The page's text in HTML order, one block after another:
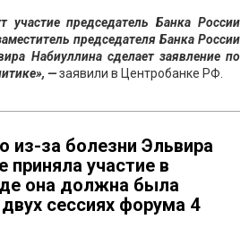
участие председатель Банка России
председателя Банка России
Набиуллина сделает заявление по
—заявили в Центробанке РФ.
из-за болезни Эльвира
приняла участие в
она должна была
сессиях форума 4